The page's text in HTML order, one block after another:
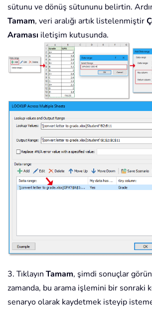
sütunu ve dönüş sütununu belirtin.
Tamam, veri aralığı artık listelenmiştir
Araması iletişim kutusunda.
3. Tıklayın Tamam, şimdi sonuçlar
zamanda, bu arama işlemini bir sonraki
senaryo olarak kaydetmek isteyip